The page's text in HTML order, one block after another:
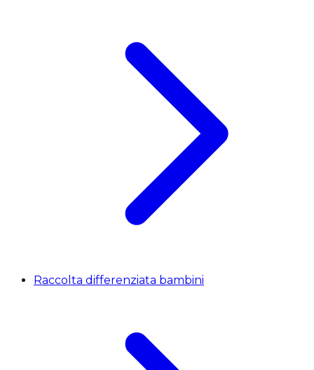
Raccolta differenziata bambini